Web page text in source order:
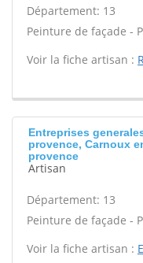
Département: 13
Peinture de façade -
Voir la fiche artisan :
Entreprises
provence, Carnoux
provence
Artisan
Département: 13
Peinture de façade -
Voir la fiche artisan :